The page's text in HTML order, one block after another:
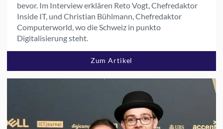
bevor. Im Interview erklären Reto Vogt, Chefredaktor
Inside IT, und Christian Bühlmann, Chefredaktor
Computerworld, wo die Schweiz in punkto
Digitalisierung steht.
Zum Artikel